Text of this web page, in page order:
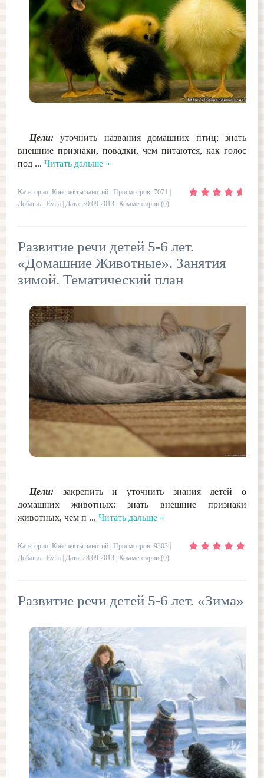
Цели:уточнить названия домашних птиц; знать
внешние признаки, повадки, чем питаются, как голос
под ... Читать дальше »
Категория: Конспекты занятий | Просмотров: 7071 |
Добавил: Evita | Дата: 30.09.2013 Комментарии (0)
Развитие речи детей 5-6 лет.
«Домашние Животные». Занятия
зимой. Тематический план
Цели: закрепить и уточнить знания детей о
домашних животных; знать внешние признаки
животных, чем п ... Читать дальше »
Категория: Конспекты занятий | Просмотров: 9303 |
Добавил: Evita | Дата: 28.09.2013 Комментарии (0)
Развитие речи детей 5-6 лет. «Зима»